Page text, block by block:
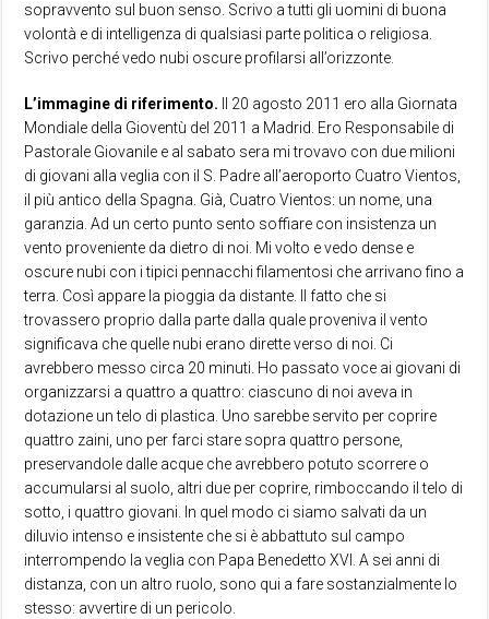
sopravvento sul buon senso. Scrivo a tutti gli uomini di buona
volontà e di intelligenza di qualsiasi parte politica o religiosa.
Scrivo perché vedo nubi oscure profilarsi all’orizzonte.
L’immagine di riferimento.
Il 20 agosto 2011 ero alla Giornata
Mondiale della Gioventù del 2011 a Madrid. Ero Responsabile di
Pastorale Giovanile e al sabato sera mi trovavo con due milioni
di giovani alla veglia con il S. Padre all’aeroporto Cuatro Vientos,
il più antico della Spagna. Già, Cuatro Vientos: un nome, una
garanzia. Ad un certo punto sento soffiare con insistenza un
vento proveniente da dietro di noi. Mi volto e vedo dense e
oscure nubi con i tipici pennacchi filamentosi che arrivano fino a
terra. Così appare la pioggia da distante. Il fatto che si
trovassero proprio dalla parte dalla quale proveniva il vento
significava che quelle nubi erano dirette verso di noi. Ci
avrebbero messo circa 20 minuti. Ho passato voce ai giovani di
organizzarsi a quattro a quattro: ciascuno di noi aveva in
dotazione un telo di plastica. Uno sarebbe servito per coprire
quattro zaini, uno per farci stare sopra quattro persone,
preservandole dalle acque che avrebbero potuto scorrere o
accumularsi al suolo, altri due per coprire, rimboccando il telo di
sotto, i quattro giovani. In quel modo ci siamo salvati da un
diluvio intenso e insistente che si è abbattuto sul campo
interrompendo la veglia con Papa Benedetto XVI. A sei anni di
distanza, con un altro ruolo, sono qui a fare sostanzialmente lo
stesso: avvertire di un pericolo.